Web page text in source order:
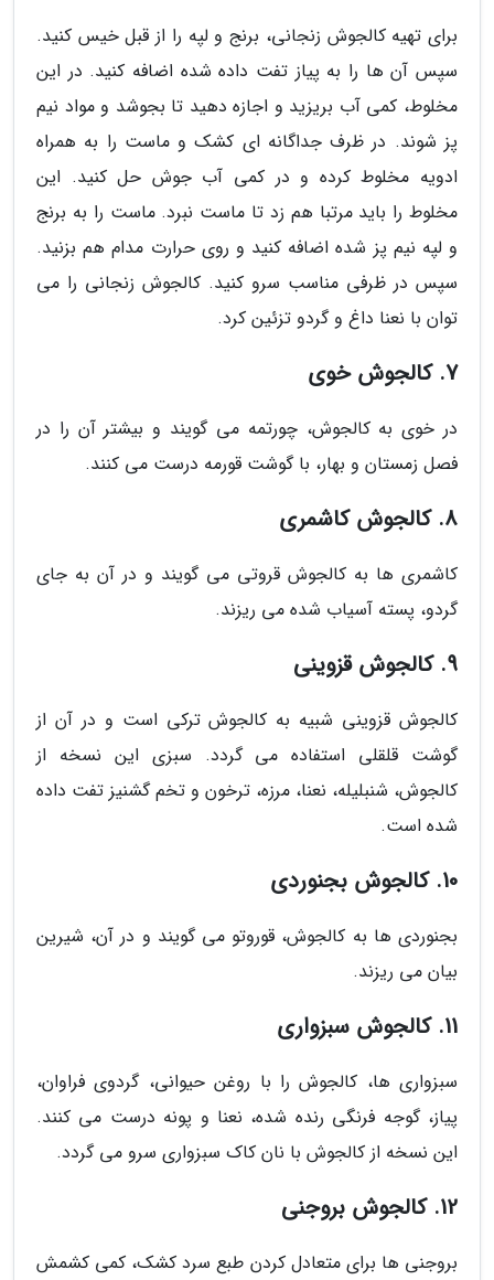
برای تهیه کالجوش زنجانی، برنج و لپه را از قبل خیس کنید.
سپس آن ها را به پیاز تفت داده شده اضافه کنید. در این
مخلوط، کمی آب بریزید و اجازه دهید تا بجوشد و مواد نیم
پز شوند. در ظرف جداگانه ای کشک و ماست را به همراه
ادویه مخلوط کرده و در کمی آب جوش حل کنید. این
مخلوط را باید مرتبا هم زد تا ماست نبرد. ماست را به برنج
و لپه نیم پز شده اضافه کنید و روی حرارت مدام هم بزنید.
سپس در ظرفی مناسب سرو کنید. کالجوش زنجانی را می
توان با نعنا داغ و گردو تزئین کرد.
7. کالجوش خوی
در خوی به کالجوش، چورتمه می گویند و بیشتر آن را در
فصل زمستان و بهار، با گوشت قورمه درست می کنند.
8. کالجوش کاشمری
کاشمری ها به کالجوش قروتی می گویند و در آن به جای
گردو، پسته آسیاب شده می ریزند.
9. کالجوش قزوینی
کالجوش قزوینی شبیه به کالجوش ترکی است و در آن از
گوشت قلقلی استفاده می گردد. سبزی این نسخه از
کالجوش، شنبلیله، نعنا، مرزه، ترخون و تخم گشنیز تفت داده
شده است.
10. کالجوش بجنوردی
بجنوردی ها به کالجوش، قوروتو می گویند و در آن، شیرین
بیان می ریزند.
11. کالجوش سبزواری
سبزواری ها، کالجوش را با روغن حیوانی، گردوی فراوان،
پیاز، گوجه فرنگی رنده شده، نعنا و پونه درست می کنند.
این نسخه از کالجوش با نان کاک سبزواری سرو می گردد.
12. کالجوش بروجنی
بروجنی ها برای متعادل کردن طبع سرد کشک، کمی کشمش